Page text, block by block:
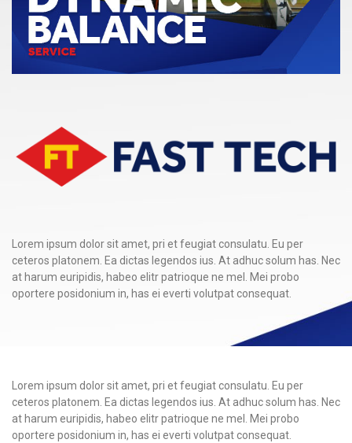
Lorem ipsum dolor sit amet, pri et feugiat consulatu. Eu per
ceteros platonem. Ea dictas legendos ius. At adhuc solum has. Nec
at harum euripidis, habeo elitr patrioque ne mel. Mei probo
oportere posidonium in, has ei everti volutpat consequat.
Lorem ipsum dolor sit amet, pri et feugiat consulatu. Eu per
ceteros platonem. Ea dictas legendos ius. At adhuc solum has. Nec
at harum euripidis, habeo elitr patrioque ne mel. Mei probo
oportere posidonium in, has ei everti volutpat consequat.